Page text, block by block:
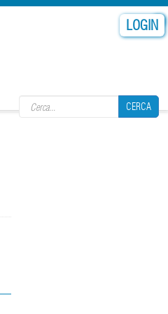
LOGIN
CERCA